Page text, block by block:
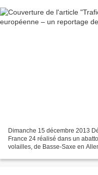
Dimanche 15 décembre 2013
France 24 réalisé dans un
volailles, de Basse-Saxe en